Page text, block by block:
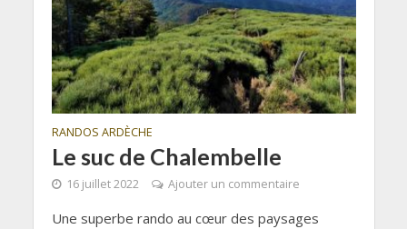
RANDOS ARDÈCHE
Le suc de Chalembelle
16 juillet 2022 Ajouter un commentaire
Une superbe rando au cœur des paysages